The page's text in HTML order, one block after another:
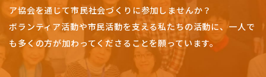
ア協会を通じて市民社会づくりに参加しませんか？
ボランティア活動や市民活動を支える私たちの活動に、一人で
も多くの方が加わってくださることを願っています。